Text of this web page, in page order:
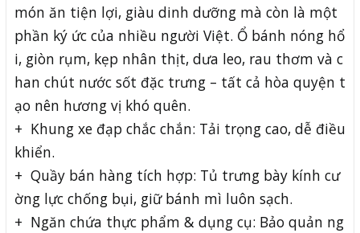
món ăn tiện lợi, giàu dinh dưỡng mà còn là một
phần ký ức của nhiều người Việt. Ổ bánh nóng hổ
i, giòn rụm, kẹp nhân thịt, dưa leo, rau thơm và c
han chút nước sốt đặc trưng – tất cả hòa quyện t
ạo nên hương vị khó quên.
+ Khung xe đạp chắc chắn: Tải trọng cao, dễ điều
khiển.
+ Quầy bán hàng tích hợp: Tủ trưng bày kính cư
ờng lực chống bụi, giữ bánh mì luôn sạch.
+ Ngăn chứa thực phẩm & dụng cụ: Bảo quản ng